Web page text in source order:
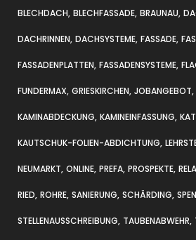
BLECHDACH BLECHFASSADE BRAUNAU
DACHRINNEN DACHSYSTEME FASSADE
FASSADENPLATTEN FASSADENSYSTEME
FUNDERMAX GRIESKIRCHEN JOBANGEBOT
KAMINABDECKUNG KAMINEINFASSUNG
KAUTSCHUK-FOLIEN-ABDICHTUNG
NEUMARKT ONLINE PREFA PROSPEKTE
RIED ROHRE SANIERUNG SCHÄRDING
STELLENAUSSCHREIBUNG TAUBENABWEHR